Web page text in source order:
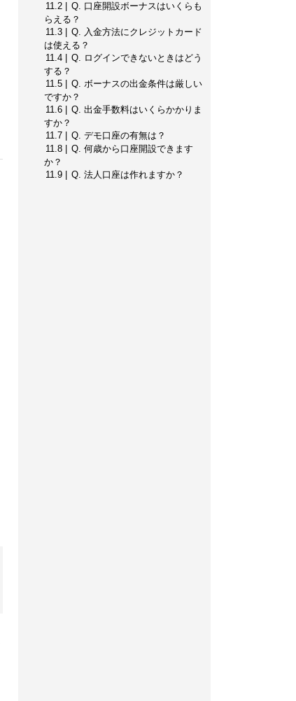
11.2
Q. 口座開設ボーナスはいくらも
らえる？
11.3
Q. 入金方法にクレジットカード
は使える？
11.4
Q. ログインできないときはどう
する？
11.5
Q. ボーナスの出金条件は厳しい
ですか？
11.6
Q. 出金手数料はいくらかかりま
すか？
11.7
Q. デモ口座の有無は？
11.8
Q. 何歳から口座開設できます
か？
11.9
Q. 法人口座は作れますか？